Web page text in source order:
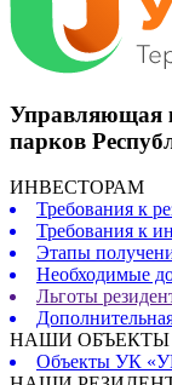
Управляющая
парков
ИНВЕСТОРАМ
Требования к
Требования к
Этапы
Необходимые
Льготы
НАШИ ОБЪЕКТЫ
Объекты УК